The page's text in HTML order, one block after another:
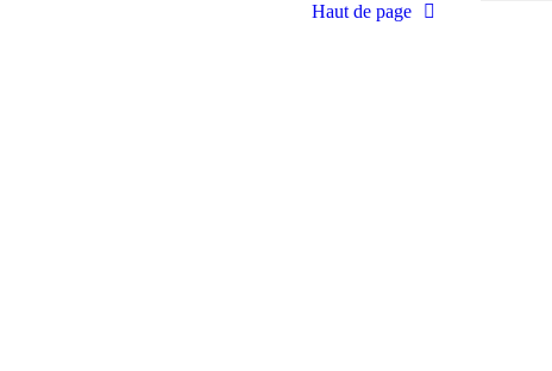
Haut de page